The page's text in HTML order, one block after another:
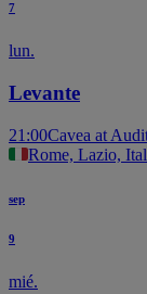
7
lun.
Levante
21:00Cavea at
Rome, Lazio,
sep
9
mié.